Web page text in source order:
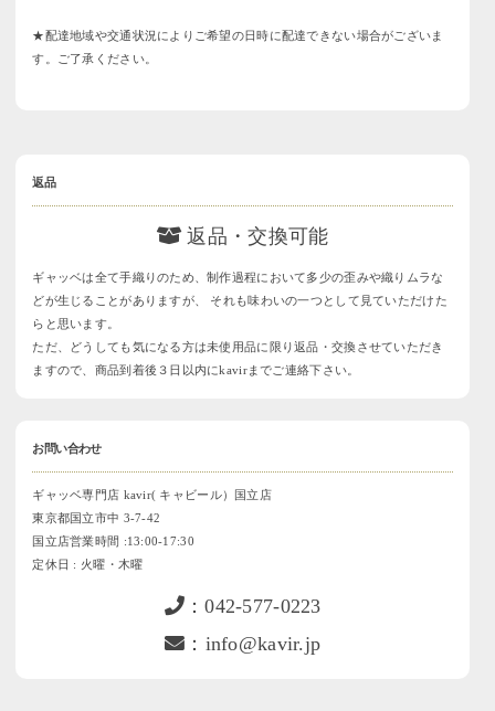
★配達地域や交通状況によりご希望の日時に配達できない場合がございま
す。ご了承ください。
返品
返品・交換可能
ギャッベは全て手織りのため、制作過程において多少の歪みや織りムラな
どが生じることがありますが、 それも味わいの一つとして見ていただけた
らと思います。
ただ、どうしても気になる方は未使用品に限り返品・交換させていただき
ますので、商品到着後３日以内にkavirまでご連絡下さい。
お問い合わせ
ギャッベ専門店 kavir( キャビール）国立店
東京都国立市中 3-7-42
国立店営業時間 :13:00-17:30
定休日 : 火曜・木曜
：042-577-0223
：info@kavir.jp